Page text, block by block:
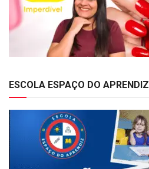
ESCOLA ESPAÇO DO APRENDIZ